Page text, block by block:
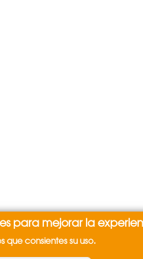
para mejorar la
que consientes su uso.